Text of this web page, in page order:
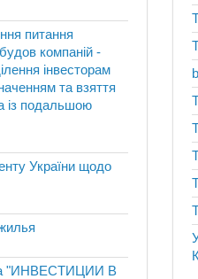
питання
компаній -
інвесторам
та взяття
із подальшою
України щодо
"ИНВЕСТИЦИИ В